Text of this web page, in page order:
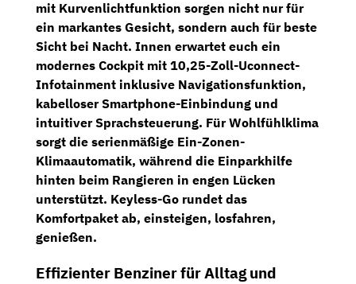
mit Kurvenlichtfunktion sorgen nicht nur für
ein markantes Gesicht, sondern auch für beste
Sicht bei Nacht. Innen erwartet euch ein
modernes Cockpit mit 10,25-Zoll-Uconnect-
Infotainment inklusive Navigationsfunktion,
kabelloser Smartphone-Einbindung und
intuitiver Sprachsteuerung. Für Wohlfühlklima
sorgt die serienmäßige Ein-Zonen-
Klimaautomatik, während die Einparkhilfe
hinten beim Rangieren in engen Lücken
unterstützt. Keyless-Go rundet das
Komfortpaket ab, einsteigen, losfahren,
genießen.
Effizienter Benziner für Alltag und